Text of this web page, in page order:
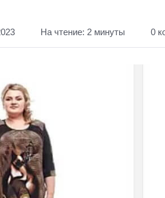
На чтение: 2 минуты 0